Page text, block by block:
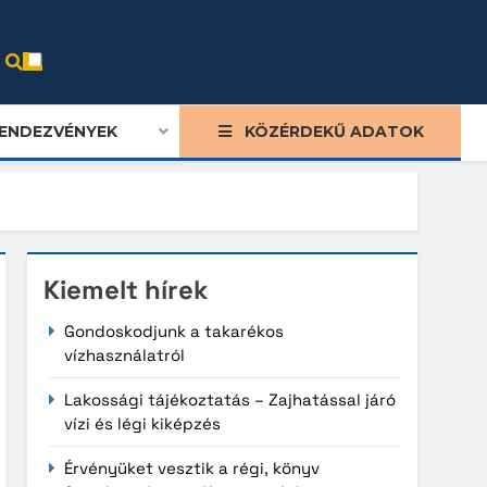
KÖZÉRDEKŰ ADATOK
Kiemelt hírek
Gondoskodjunk a takarékos
vízhasználatról
Lakossági tájékoztatás – Zajhatással járó
vízi és légi kiképzés
Érvényüket vesztik a régi, könyv